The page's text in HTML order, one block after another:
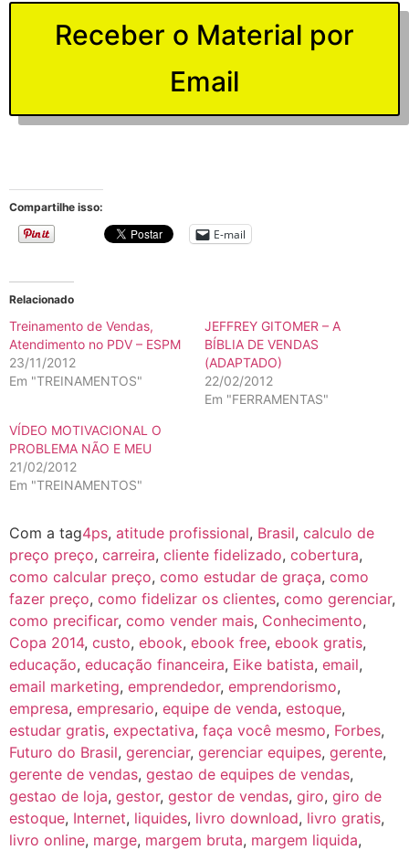
Receber o Material por
Email
Compartilhe isso:
E-mail
Relacionado
Treinamento de Vendas,
Atendimento no PDV – ESPM
23/11/2012
Em "TREINAMENTOS"
JEFFREY GITOMER – A
BÍBLIA DE VENDAS
(ADAPTADO)
22/02/2012
Em "FERRAMENTAS"
VÍDEO MOTIVACIONAL O
PROBLEMA NÃO E MEU
21/02/2012
Em "TREINAMENTOS"
Com a tag4ps, atitude profissional, Brasil, calculo de
preço preço, carreira, cliente fidelizado, cobertura,
como calcular preço, como estudar de graça, como
fazer preço, como fidelizar os clientes, como gerenciar,
como precificar, como vender mais, Conhecimento,
Copa 2014, custo, ebook, ebook free, ebook gratis,
educação, educação financeira, Eike batista, email,
email marketing, emprendedor, emprendorismo,
empresa, empresario, equipe de venda, estoque,
estudar gratis, expectativa, faça você mesmo, Forbes,
Futuro do Brasil, gerenciar, gerenciar equipes, gerente,
gerente de vendas, gestao de equipes de vendas,
gestao de loja, gestor, gestor de vendas, giro, giro de
estoque, Internet, liquides, livro download, livro gratis,
livro online, marge, margem bruta, margem liquida,